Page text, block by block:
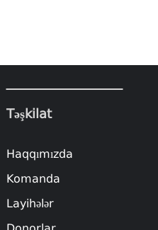
Təşkilat
Haqqımızda
Komanda
Layihələr